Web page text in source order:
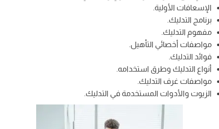
الإسعافات الأولية.
برنامج التدليك.
مفهوم التدليك.
مواصفات أخصائي التأهيل.
فوائد التدليك.
أنواع التدليك وطرق استخدامه.
مواصفات غرف التدليك.
الزيوت والأدوات المستخدمة في التدليك.